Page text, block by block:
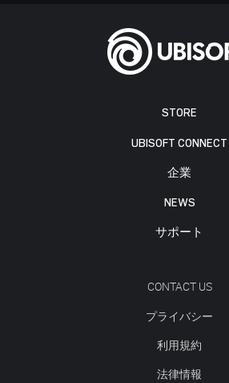
STORE
UBISOFT CONNECT
企業
NEWS
サポート
CONTACT US
プライバシー
利用規約
法律情報